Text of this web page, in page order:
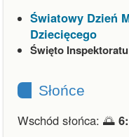
Światowy Dzień
Dziecięcego
Święto
Słońce
Wschód słońca: 🌅